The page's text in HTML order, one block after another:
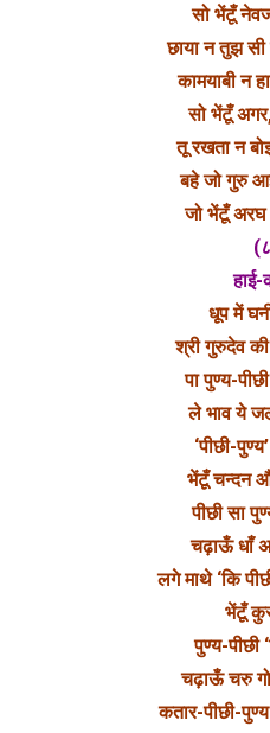
सो भेंटूँ
छाया न तुझ
कामयाबी न
सो भेंटूँ
तू रखता न
बहे जो गुरु
जो भेंटूँ अरघ
हाई-
धूप में
श्री गुरुदेव
पा पुण्य-
ले भाव ये
‘पीछी-
भेंटूँ चन्दन
पीछी सा
चढ़ाऊँ धाँ
लगे माथे ‘कि
भेंटूँ
पुण्य-पीछी
चढ़ाऊँ चरु
कतार-पीछी-